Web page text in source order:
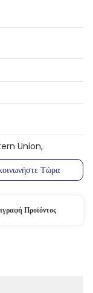
Union,
Τώρα
Προϊόντος